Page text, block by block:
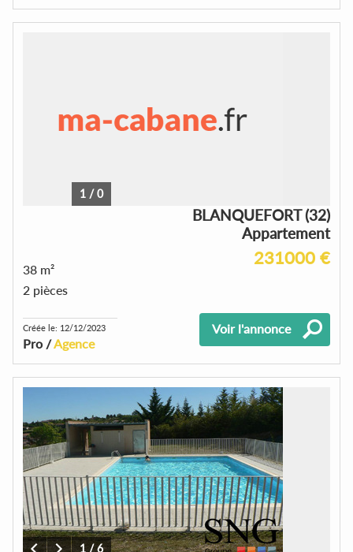
1 /0
BLANQUEFORT (32)
Appartement
231000 €
38 m²
2 pièces
Créée le: 12/12/2023
Pro /Agence
Voir l'annonce
1 /6